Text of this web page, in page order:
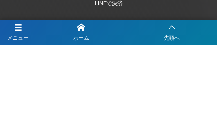
メニュー ホーム 先頭へ
LINEで決済
LINEで問診票・お問合せフォーム